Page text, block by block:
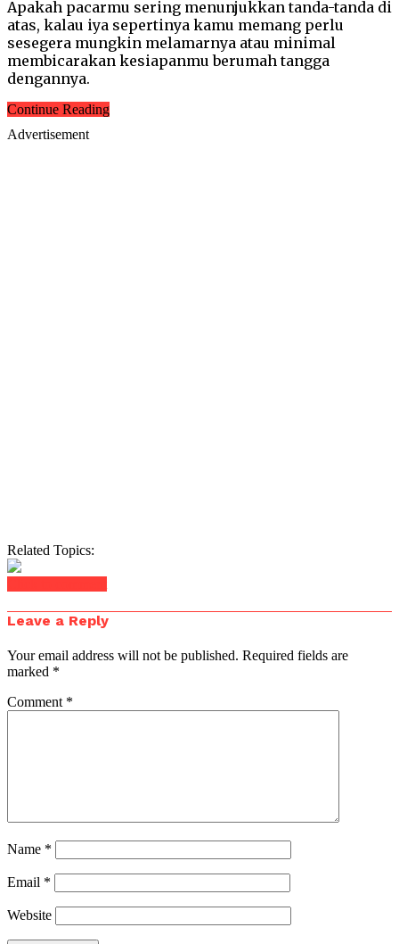
Apakah pacarmu sering menunjukkan tanda-tanda di
atas, kalau iya sepertinya kamu memang perlu
sesegera mungkin melamarnya atau minimal
membicarakan kesiapanmu berumah tangga
dengannya.
Continue Reading
Advertisement
Related Topics:
Leave a Reply
Your email address will not be published. Required fields are
marked *
Comment *
Name *
Email *
Website